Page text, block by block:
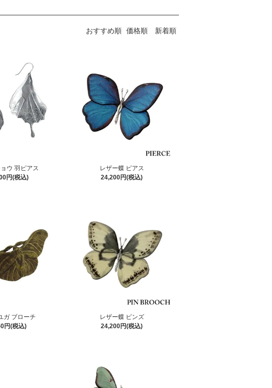
おすすめ順 価格順 新着順
ウ 羽ピアス
円(税込)
レザー蝶 ピアス
24,200円(税込)
ガ ブローチ
円(税込)
レザー蝶 ピンズ
24,200円(税込)